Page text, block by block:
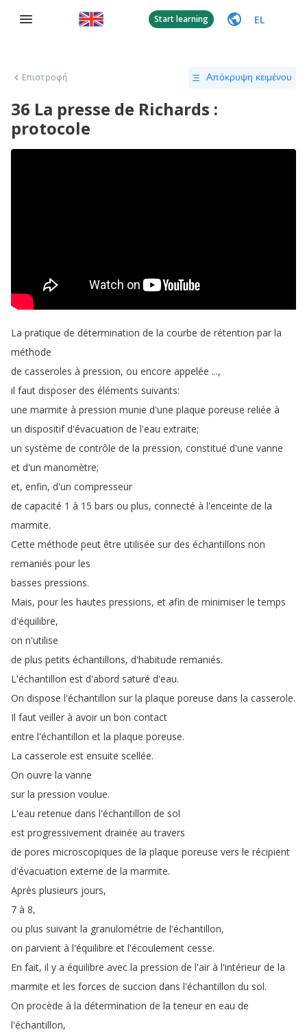
Start learning EL
Επιστροφή Απόκρυψη κειμένου
36 La presse de Richards :
protocole
La pratique de détermination de la courbe de rétention par la
méthode
de casseroles à pression, ou encore appelée ...,
il faut disposer des éléments suivants:
une marmite à pression munie d'une plaque poreuse reliée à
un dispositif d'évacuation de l'eau extraite;
un système de contrôle de la pression, constitué d'une vanne
et d'un manomètre;
et, enfin, d'un compresseur
de capacité 1 à 15 bars ou plus, connecté à l'enceinte de la
marmite.
Cette méthode peut être utilisée sur des échantillons non
remaniés pour les
basses pressions.
Mais, pour les hautes pressions, et afin de minimiser le temps
d'équilibre,
on n'utilise
de plus petits échantillons, d'habitude remaniés.
L'échantillon est d'abord saturé d'eau.
On dispose l'échantillon sur la plaque poreuse dans la casserole.
Il faut veiller à avoir un bon contact
entre l'échantillon et la plaque poreuse.
La casserole est ensuite scellée.
On ouvre la vanne
sur la pression voulue.
L'eau retenue dans l'échantillon de sol
est progressivement drainée au travers
de pores microscopiques de la plaque poreuse vers le récipient
d'évacuation externe de la marmite.
Après plusieurs jours,
7 à 8,
ou plus suivant la granulométrie de l'échantillon,
on parvient à l'équilibre et l'écoulement cesse.
En fait, il y a équilibre avec la pression de l'air à l'intérieur de la
marmite et les forces de succion dans l'échantillon du sol.
On procède à la détermination de la teneur en eau de
l'échantillon,